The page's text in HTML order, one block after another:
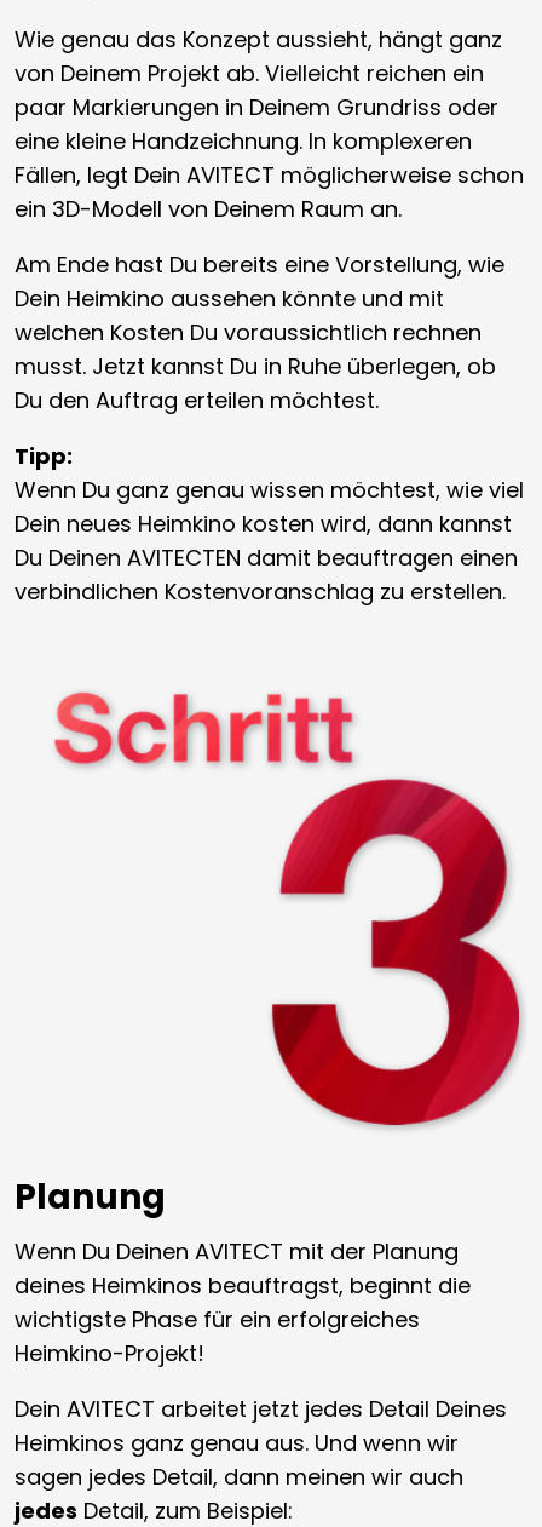
Wie genau das Konzept aussieht, hängt ganz
von Deinem Projekt ab. Vielleicht reichen ein
paar Markierungen in Deinem Grundriss oder
eine kleine Handzeichnung. In komplexeren
Fällen, legt Dein AVITECT möglicherweise schon
ein 3D-Modell von Deinem Raum an.
Am Ende hast Du bereits eine Vorstellung, wie
Dein Heimkino aussehen könnte und mit
welchen Kosten Du voraussichtlich rechnen
musst. Jetzt kannst Du in Ruhe überlegen, ob
Du den Auftrag erteilen möchtest.
Tipp:
Wenn Du ganz genau wissen möchtest, wie viel
Dein neues Heimkino kosten wird, dann kannst
Du Deinen AVITECTEN damit beauftragen einen
verbindlichen Kostenvoranschlag zu erstellen.
Planung
Wenn Du Deinen AVITECT mit der Planung
deines Heimkinos beauftragst, beginnt die
wichtigste Phase für ein erfolgreiches
Heimkino-Projekt!
Dein AVITECT arbeitet jetzt jedes Detail Deines
Heimkinos ganz genau aus. Und wenn wir
sagen jedes Detail, dann meinen wir auch
jedes Detail, zum Beispiel: